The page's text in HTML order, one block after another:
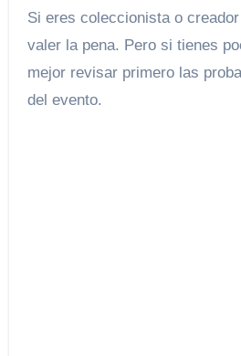
Si eres coleccionista o
valer la pena. Pero si tienes
mejor revisar primero las
del evento.